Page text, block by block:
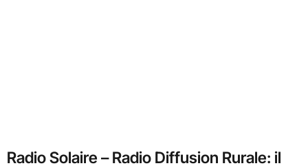
Radio Solaire – Radio Diffusion Rurale: il